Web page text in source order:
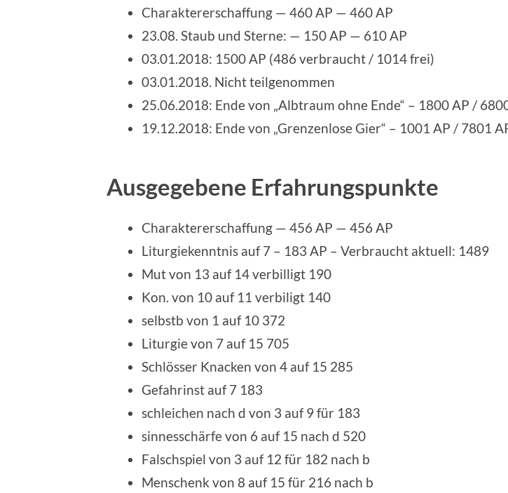
Charaktererschaffung — 460 AP — 460 AP
23.08. Staub und Sterne: — 150 AP — 610 AP
03.01.2018: 1500 AP (486 verbraucht / 1014 frei)
03.01.2018. Nicht teilgenommen
25.06.2018: Ende von „Albtraum ohne Ende“ – 1800 AP /
19.12.2018: Ende von „Grenzenlose Gier“ – 1001 AP / 7801
Ausgegebene Erfahrungspunkte
Charaktererschaffung — 456 AP — 456 AP
Liturgiekenntnis auf 7 – 183 AP – Verbraucht aktuell: 1489
Mut von 13 auf 14 verbilligt 190
Kon. von 10 auf 11 verbiligt 140
selbstb von 1 auf 10 372
Liturgie von 7 auf 15 705
Schlösser Knacken von 4 auf 15 285
Gefahrinst auf 7 183
schleichen nach d von 3 auf 9 für 183
sinnesschärfe von 6 auf 15 nach d 520
Falschspiel von 3 auf 12 für 182 nach b
Menschenk von 8 auf 15 für 216 nach b